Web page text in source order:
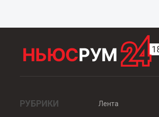
РУБРИКИ
Лента